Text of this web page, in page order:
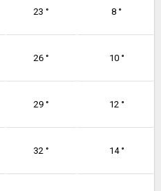
23 ° 8 °
26 ° 10 °
29 ° 12 °
32 ° 14 °